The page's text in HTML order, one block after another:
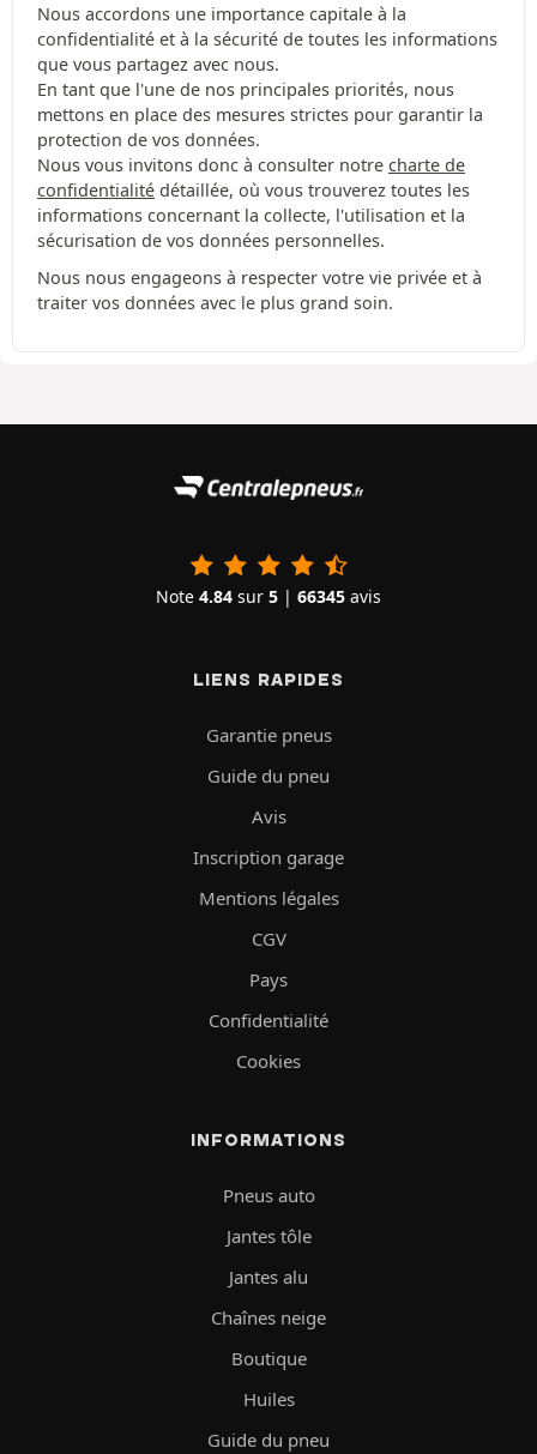
Nous accordons une importance capitale à la
confidentialité et à la sécurité de toutes les informations
que vous partagez avec nous.
En tant que l'une de nos principales priorités, nous
mettons en place des mesures strictes pour garantir la
protection de vos données.
Nous vous invitons donc à consulter notre charte de
confidentialité détaillée, où vous trouverez toutes les
informations concernant la collecte, l'utilisation et la
sécurisation de vos données personnelles.
Nous nous engageons à respecter votre vie privée et à
traiter vos données avec le plus grand soin.
Note 4.84 sur 5 | 66345 avis
LIENS RAPIDES
Garantie pneus
Guide du pneu
Avis
Inscription garage
Mentions légales
CGV
Pays
Confidentialité
Cookies
INFORMATIONS
Pneus auto
Jantes tôle
Jantes alu
Chaînes neige
Boutique
Huiles
Guide du pneu